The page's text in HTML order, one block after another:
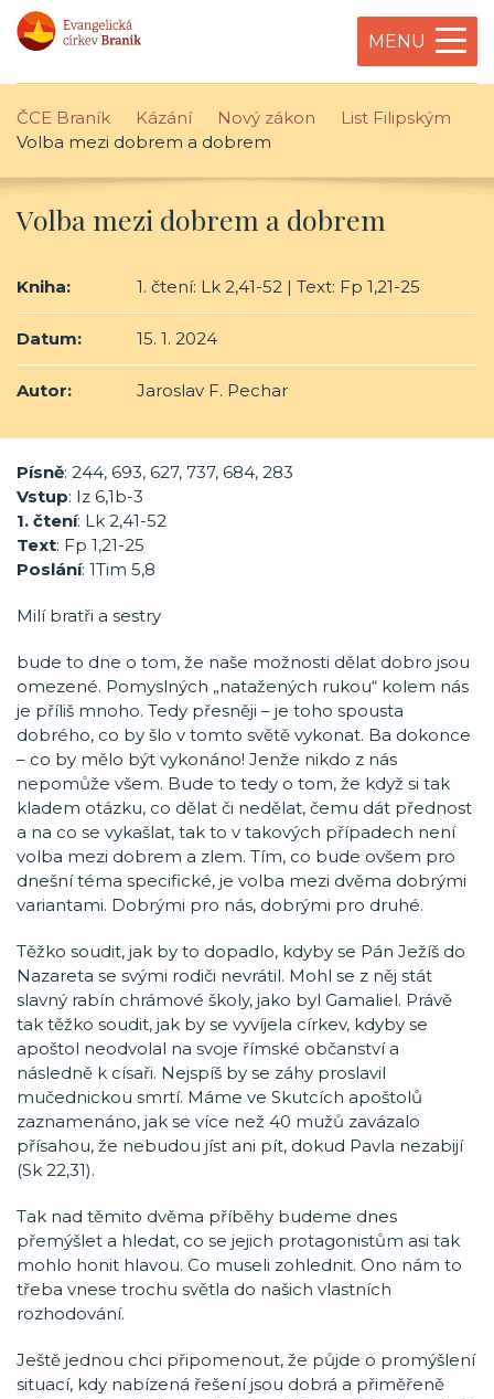
MENU
ČCE Braník Kázání Nový zákon
List Filipským
Volba mezi dobrem a dobrem
Volba mezi dobrem a dobrem
Kniha: 1. čtení: Lk 2,41-52 | Text: Fp 1,21-25
Datum: 15. 1. 2024
Autor: Jaroslav F. Pechar
Písně: 244, 693, 627, 737, 684, 283
Vstup: Iz 6,1b-3
1. čtení: Lk 2,41-52
Text: Fp 1,21-25
Poslání: 1Tim 5,8
Milí bratři a sestry
bude to dne o tom, že naše možnosti dělat dobro jsou
omezené. Pomyslných „natažených rukou“ kolem nás
je příliš mnoho. Tedy přesněji – je toho spousta
dobrého, co by šlo v tomto světě vykonat. Ba dokonce
– co by mělo být vykonáno! Jenže nikdo z nás
nepomůže všem. Bude to tedy o tom, že když si tak
kladem otázku, co dělat či nedělat, čemu dát přednost
a na co se vykašlat, tak to v takových případech není
volba mezi dobrem a zlem. Tím, co bude ovšem pro
dnešní téma specifické, je volba mezi dvěma dobrými
variantami. Dobrými pro nás, dobrými pro druhé.
Těžko soudit, jak by to dopadlo, kdyby se Pán Ježíš do
Nazareta se svými rodiči nevrátil. Mohl se z něj stát
slavný rabín chrámové školy, jako byl Gamaliel. Právě
tak těžko soudit, jak by se vyvíjela církev, kdyby se
apoštol neodvolal na svoje římské občanství a
následně k císaři. Nejspíš by se záhy proslavil
mučednickou smrtí. Máme ve Skutcích apoštolů
zaznamenáno, jak se více než 40 mužů zavázalo
přísahou, že nebudou jíst ani pít, dokud Pavla nezabijí
(Sk 22,31).
Tak nad těmito dvěma příběhy budeme dnes
přemýšlet a hledat, co se jejich protagonistům asi tak
mohlo honit hlavou. Co museli zohlednit. Ono nám to
třeba vnese trochu světla do našich vlastních
rozhodování.
Ještě jednou chci připomenout, že půjde o promýšlení
situací, kdy nabízená řešení jsou dobrá a přiměřeně